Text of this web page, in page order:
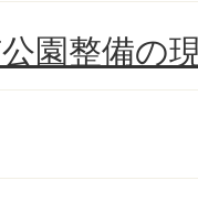
園整備の